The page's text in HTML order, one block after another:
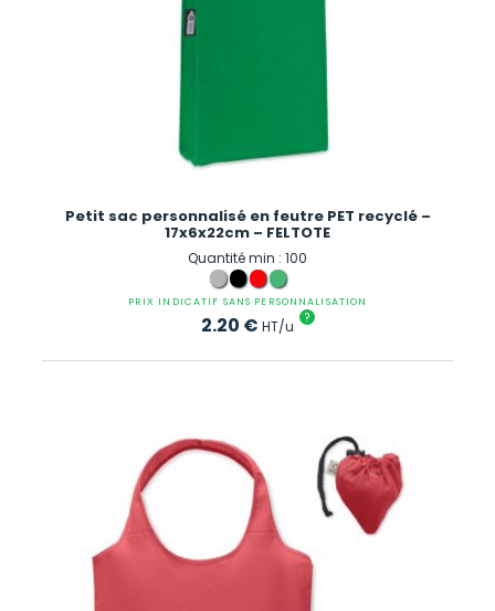
Petit sac personnalisé en feutre PET recyclé –
17x6x22cm – FELTOTE
Quantité min : 100
PRIX INDICATIF SANS PERSONNALISATION
2.20 € HT/u ?